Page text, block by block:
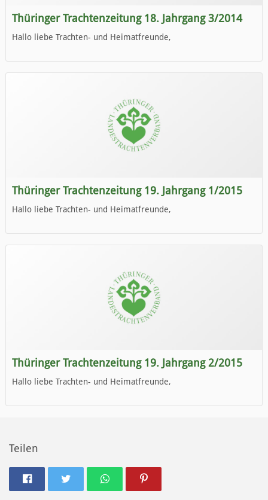
Thüringer Trachtenzeitung 18. Jahrgang 3/2014
Hallo liebe Trachten- und Heimatfreunde,
Wir wünschen Euch viel Spaß beim Lesen.
Thüringer Trachtenzeitung 19. Jahrgang 1/2015
Hallo liebe Trachten- und Heimatfreunde,
Wir wünschen Euch viel Spaß beim Lesen.
Thüringer Trachtenzeitung 19. Jahrgang 2/2015
Hallo liebe Trachten- und Heimatfreunde,
Teilen